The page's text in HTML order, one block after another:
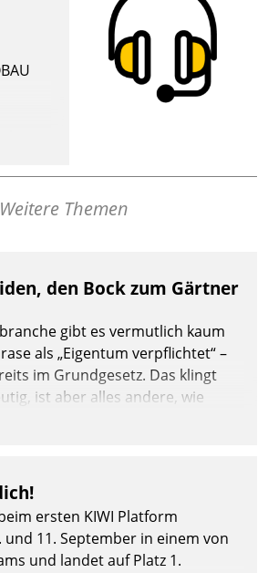
von
und
Weitere Themen
den Bock zum Gärtner
gibt es vermutlich kaum
als „Eigentum verpflichtet“ –
im Grundgesetz. Das klingt
ist aber alles andere, wie
wissen. Denn mit der
Verpflichtungen.
ersten KIWI Platform
und 11. September in einem von
und landet auf Platz 1.